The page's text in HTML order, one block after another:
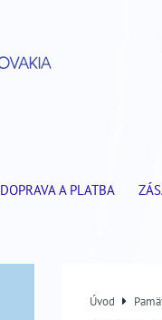
DOPRAVA A PLATBA
Úvod